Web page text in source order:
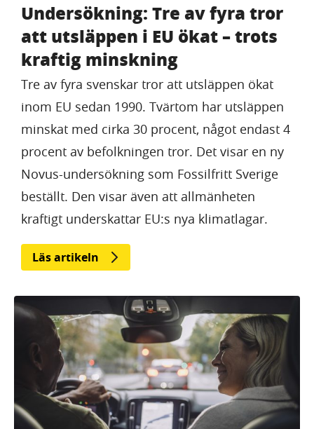
Undersökning: Tre av fyra tror
att utsläppen i EU ökat – trots
kraftig minskning
Tre av fyra svenskar tror att utsläppen ökat
inom EU sedan 1990. Tvärtom har utsläppen
minskat med cirka 30 procent, något endast 4
procent av befolkningen tror. Det visar en ny
Novus-undersökning som Fossilfritt Sverige
beställt. Den visar även att allmänheten
kraftigt underskattar EU:s nya klimatlagar.
Läs artikeln